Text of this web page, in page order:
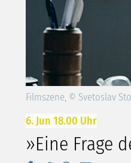
Filmszene, © Svetoslav
6. Jun 18.00 Uhr
»Eine Frage